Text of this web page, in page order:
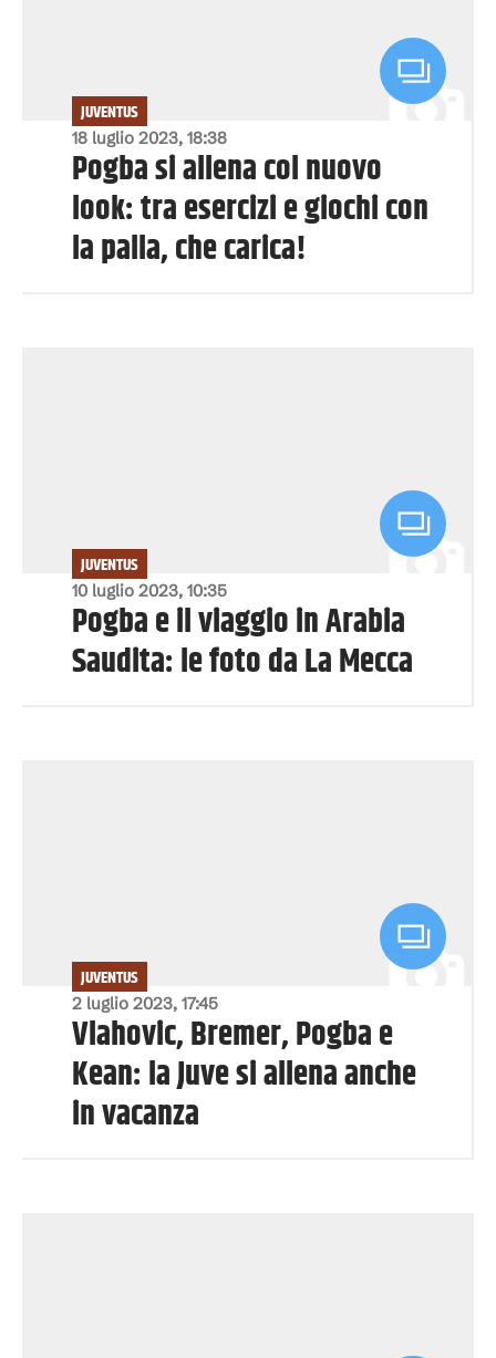
18 luglio 2023, 18:38
JUVENTUS
Pogba si allena col nuovo
look: tra esercizi e giochi con
la palla, che carica!
10 luglio 2023, 10:35
JUVENTUS
Pogba e il viaggio in Arabia
Saudita: le foto da La Mecca
2 luglio 2023, 17:45
JUVENTUS
Vlahovic, Bremer, Pogba e
Kean: la Juve si allena anche
in vacanza